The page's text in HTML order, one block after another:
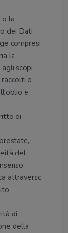
o la
dei Dati
compresi
la
agli scopi
o
e
di
del
attraverso
di
della